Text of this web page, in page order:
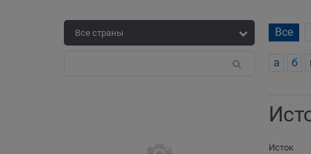
Все
а б
Исток